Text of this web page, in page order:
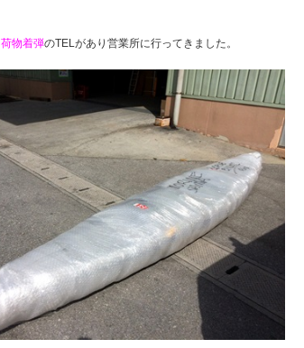
荷物着弾のTELがあり営業所に行ってきました。